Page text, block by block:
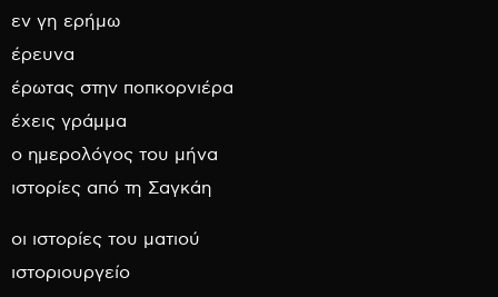
εν γη ερήμω
έρευνα
έρωτας στην ποπκορνιέρα
έχεις γράμμα
ο ημερολόγος του μήνα
ιστορίες από τη Σαγκάη
οι ιστορίες του ματιού
ιστοριουργείο